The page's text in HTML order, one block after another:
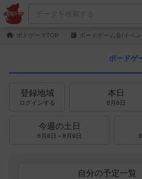
ボドゲーマTOP ボードゲーム会/イベン
ボードゲ
登録地域
ログインする
本日
8月6日
今週の土日
8月8日～8月9日
自分の予定一覧